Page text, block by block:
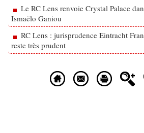
Le RC Lens renvoie Crystal Palace
Ismaëlo Ganiou
RC Lens : jurisprudence Eintracht
reste très prudent